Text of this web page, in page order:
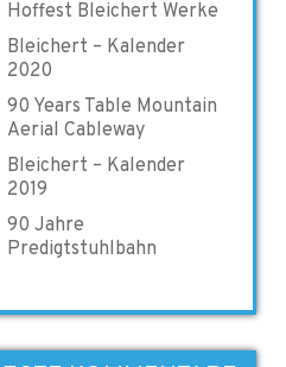
Hoffest Bleichert Werke
Bleichert – Kalender
2020
90 Years Table Mountain
Aerial Cableway
Bleichert – Kalender
2019
90 Jahre
Predigtstuhlbahn